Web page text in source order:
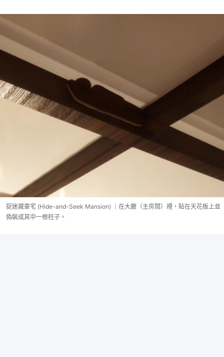
捉迷藏豪宅 (Hide-and-Seek Mansion) ｜在大廳（主房間）裡，貼在天花板上並
偽裝成其中一根柱子。